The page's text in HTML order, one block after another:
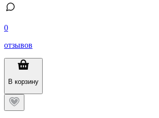
0
отзывов
В корзину